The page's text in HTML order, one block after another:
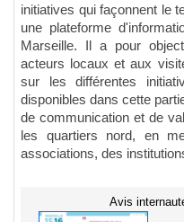
initiatives qui façonnent le
une plateforme
Marseille. Il a pour
acteurs locaux et aux
sur les différentes
disponibles dans cette
de communication et de
les quartiers nord, en
associations, des
Avis